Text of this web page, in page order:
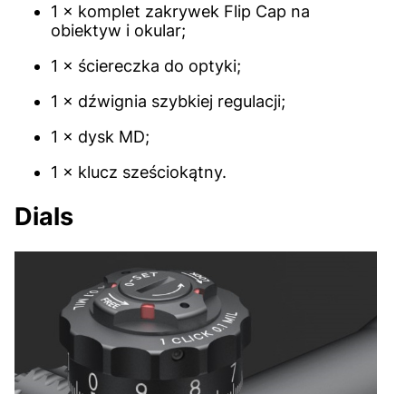
1 × komplet zakrywek Flip Cap na
obiektyw i okular;
1 × ściereczka do optyki;
1 × dźwignia szybkiej regulacji;
1 × dysk MD;
1 × klucz sześciokątny.
Dials